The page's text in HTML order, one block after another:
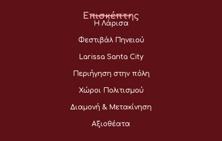
Επισκέπτης
Η Λάρισα
Φεστιβάλ Πηνειού
Larissa Santa City
Περιήγηση στην πόλη
Χώροι Πολιτισμού
Διαμονή & Μετακίνηση
Αξιοθέατα